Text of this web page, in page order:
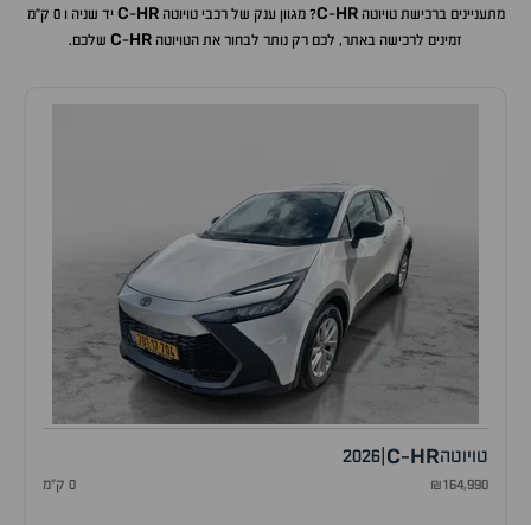
מתעניינים ברכישתטויוטה C-HR ? מגוון ענק של רכביטויוטה C-HR
יד שניה ו 0 ק"מ
זמינים לרכישה באתר, לכם רק נותר לבחור את הטויוטה C-HR שלכם.
טויוטה C-HR
2026
₪164,990 0 ק"מ